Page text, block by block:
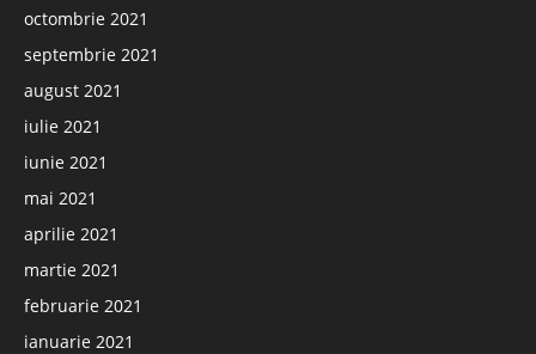
octombrie 2021
septembrie 2021
august 2021
iulie 2021
iunie 2021
mai 2021
aprilie 2021
martie 2021
februarie 2021
ianuarie 2021